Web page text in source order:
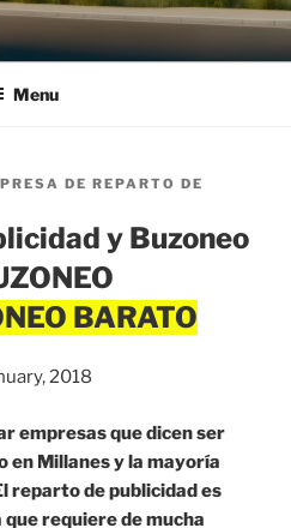
Menu
DE REPARTO DE
y Buzoneo
2018
empresas que dicen ser
en Millanes y la mayoría
reparto de publicidad es
requiere de mucha